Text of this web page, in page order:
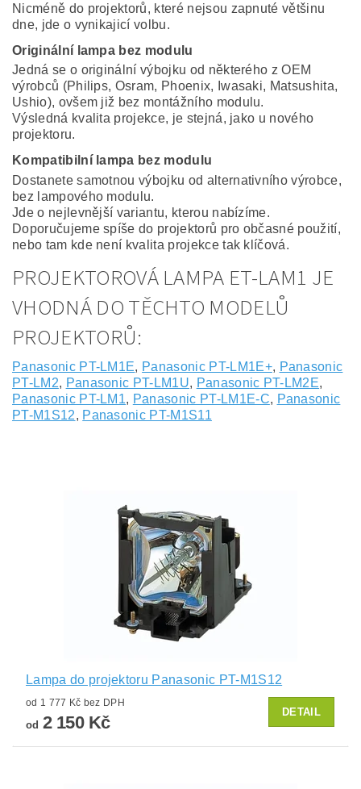
Nicméně do projektorů, které nejsou zapnuté většinu
dne, jde o vynikajicí volbu.
Originální lampa bez modulu
Jedná se o originální výbojku od některého z OEM
výrobců (Philips, Osram, Phoenix, Iwasaki, Matsushita,
Ushio), ovšem již bez montážního modulu.
Výsledná kvalita projekce, je stejná, jako u nového
projektoru.
Kompatibilní lampa bez modulu
Dostanete samotnou výbojku od alternativního výrobce,
bez lampového modulu.
Jde o nejlevnější variantu, kterou nabízíme.
Doporučujeme spíše do projektorů pro občasné použití,
nebo tam kde není kvalita projekce tak klíčová.
PROJEKTOROVÁ LAMPA ET-LAM1 JE
VHODNÁ DO TĚCHTO MODELŮ
PROJEKTORŮ:
Panasonic PT-LM1E, Panasonic PT-LM1E+, Panasonic
PT-LM2, Panasonic PT-LM1U, Panasonic PT-LM2E,
Panasonic PT-LM1, Panasonic PT-LM1E-C, Panasonic
PT-M1S12, Panasonic PT-M1S11
Lampa do projektoru Panasonic PT-M1S12
od 1 777 Kč bez DPH
od 2 150 Kč
DETAIL